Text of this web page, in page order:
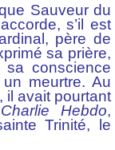
Sauveur du
s’il est
père de
sa prière,
conscience
meurtre. Au
il avait pourtant
Charlie Hebdo,
Trinité, le